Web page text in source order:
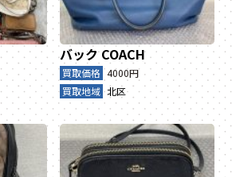
バック COACH
買取価格 4000円
買取地域 北区